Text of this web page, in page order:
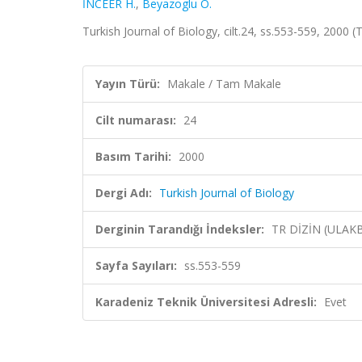
İNCEER H., Beyazoglu O.
Turkish Journal of Biology, cilt.24, ss.553-559, 2000
Yayın Türü: Makale / Tam Makale
Cilt numarası: 24
Basım Tarihi: 2000
Dergi Adı: Turkish Journal of Biology
Derginin Tarandığı İndeksler: TR DİZİN
Sayfa Sayıları: ss.553-559
Karadeniz Teknik Üniversitesi Adresli: Evet